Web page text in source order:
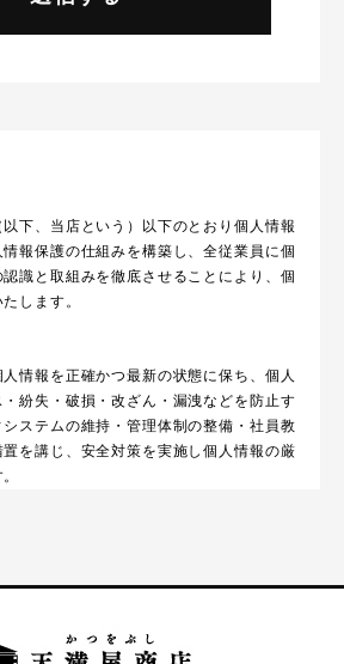
下、当店という）以下のとおり個人情報
報保護の仕組みを構築し、全従業員に個
識と取組みを徹底させることにより、個
します。
情報を正確かつ最新の状態に保ち、個人
紛失・破損・改ざん・漏洩などを防止す
ステムの維持・管理体制の整備・社員教
を講じ、安全対策を実施し個人情報の厳
示・提供の禁止